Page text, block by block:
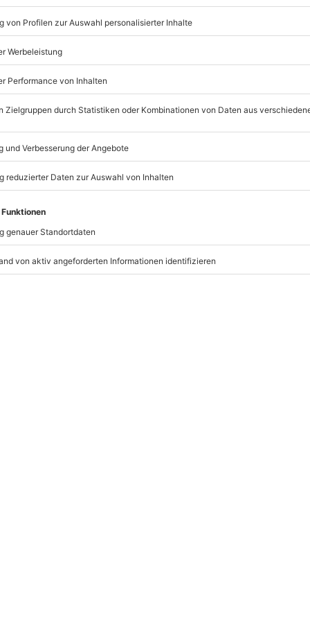
Anzahl der Teilnehmer
Zubereitung eines 4-
immer:Unsere Geschenkboxen